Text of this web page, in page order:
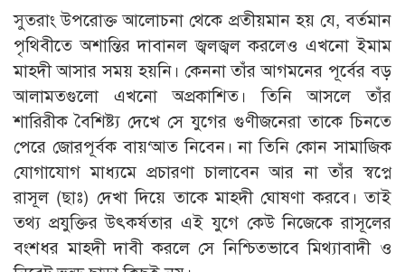
সুতরাং উপরোক্ত আলোচনা থেকে প্রতীয়মান হয় যে, বর্তমান
পৃথিবীতে অশান্তির দাবানল জ্বলজ্বল করলেও এখনো ইমাম
মাহদী আসার সময় হয়নি। কেননা তাঁর আগমনের পূর্বের বড়
আলামতগুলো এখনো অপ্রকাশিত। তিনি আসলে তাঁর
শারিরীক বৈশিষ্ট্য দেখে সে যুগের গুণীজনেরা তাকে চিনতে
পেরে জোরপূর্বক বায়‘আত নিবেন। না তিনি কোন সামাজিক
যোগাযোগ মাধ্যমে প্রচারণা চালাবেন আর না তাঁর স্বপ্নে
রাসূল (ছাঃ) দেখা দিয়ে তাকে মাহদী ঘোষণা করবে। তাই
তথ্য প্রযুক্তির উৎকর্ষতার এই যুগে কেউ নিজেকে রাসূলের
বংশধর মাহদী দাবী করলে সে নিশ্চিতভাবে মিথ্যাবাদী ও